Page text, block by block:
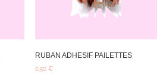
RUBAN ADHESIF PAILETTES
0,50 €